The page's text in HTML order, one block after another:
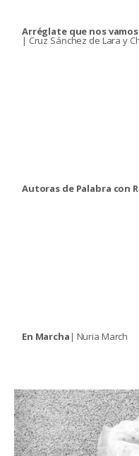
Arréglate que nos vamos
| Cruz Sánchez de Lara y
Autoras de Palabra con
En Marcha| Nuria March